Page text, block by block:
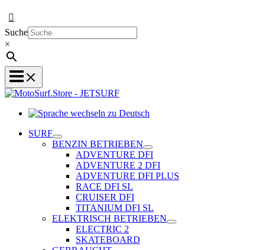
Suche
×
Deutsch
SURF
BENZIN BETRIEBEN
ADVENTURE DFI
ADVENTURE 2 DFI
ADVENTURE DFI PLUS
RACE DFI SL
CRUISER DFI
TITANIUM DFI SL
ELEKTRISCH BETRIEBEN
ELECTRIC 2
SKATEBOARD